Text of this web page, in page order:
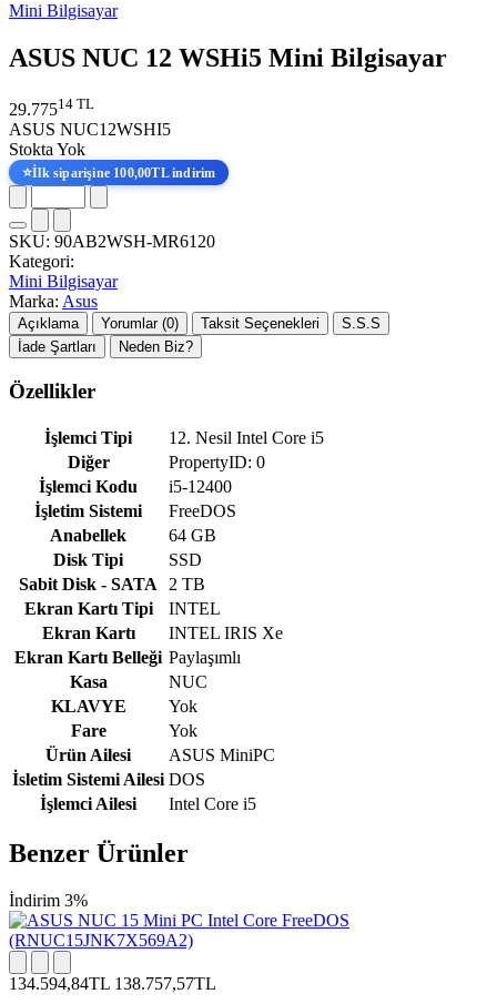
Mini Bilgisayar
ASUS NUC 12 WSHi5 Mini Bilgisayar
29.77514 TL
ASUS NUC12WSHI5
Stokta Yok
⭐İlk siparişine 100,00TL indirim
SKU: 90AB2WSH-MR6120
Kategori:
Mini Bilgisayar
Marka: Asus
Açıklama Yorumlar (0) Taksit Seçenekleri
S.S.S
İade Şartları
Neden Biz?
Özellikler
İşlemci Tipi
12. Nesil Intel Core i5
Diğer
PropertyID: 0
İşlemci Kodu
i5-12400
İşletim Sistemi
FreeDOS
Anabellek
64 GB
Disk Tipi
SSD
Sabit Disk - SATA
2 TB
Ekran Kartı Tipi
INTEL
Ekran Kartı
INTEL IRIS Xe
Ekran Kartı Belleği Paylaşımlı
Kasa
NUC
KLAVYE
Yok
Fare
Yok
Ürün Ailesi
ASUS MiniPC
İsletim Sistemi Ailesi DOS
İşlemci Ailesi
Intel Core i5
Benzer Ürünler
İndirim 3%
134.594,84TL 138.757,57TL